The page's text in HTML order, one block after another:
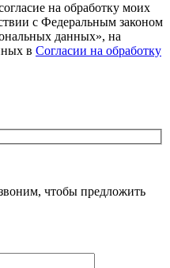
на обработку моих
с Федеральным законом
данных», на
в Согласии на обработку
чтобы предложить